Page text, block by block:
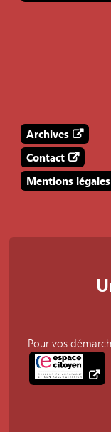
Archives
Contact
Mentions légales
Pour vos